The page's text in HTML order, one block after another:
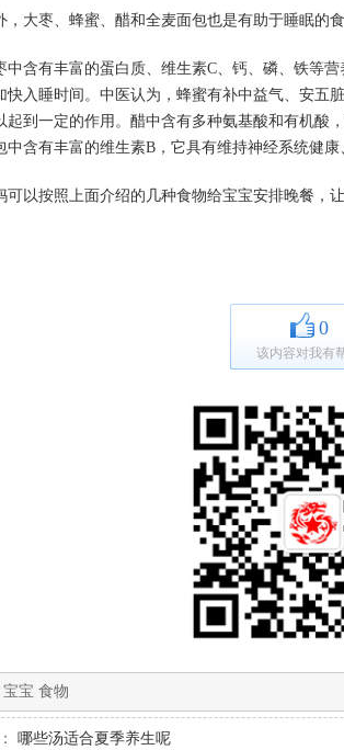
，大枣、蜂蜜、醋和全麦面包也是有助于睡眠的食
中含有丰富的蛋白质、维生素C、钙、磷、铁等
快入睡时间。中医认为，蜂蜜有补中益气、安五
起到一定的作用。醋中含有多种氨基酸和有机酸
中含有丰富的维生素B，它具有维持神经系统健康
可以按照上面介绍的几种食物给宝宝安排晚餐，
0
该内容对我有
宝宝 食物
哪些汤适合夏季养生呢